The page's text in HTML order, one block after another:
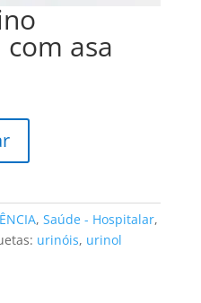
asa
, Saúde - Hospitalar,
urinóis, urinol